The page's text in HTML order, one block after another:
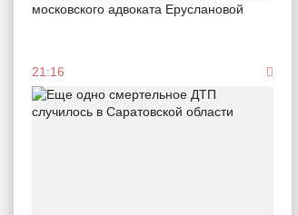
московского адвоката Еруслановой
21:16